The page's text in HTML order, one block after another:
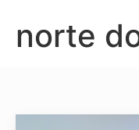
norte